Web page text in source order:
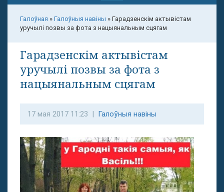
Галоўная » Галоўныя навіны » Гарадзенскім актывістам
уручылі позвы за фота з нацыянальным сцягам
Гарадзенскім актывістам
уручылі позвы за фота з
нацыянальным сцягам
17 мая 2017 11:23 | Галоўныя навіны